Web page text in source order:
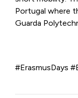
Portugal where
Guarda
#ErasmusDays